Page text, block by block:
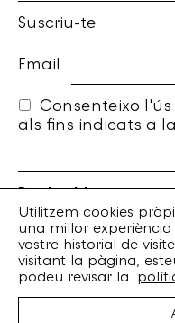
Suscriu-te
Email
Consenteixo
als fins indicats a la
Torrent de l’Olla,
08012 Barcelona
+34 932 070 164
Utilitzem cookies
una millor
vostre historial de
visitant la pàgina,
podeu revisar la